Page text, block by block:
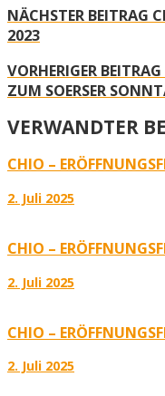
NÄCHSTER BEITRAG
2023
VORHERIGER BEITRAG
ZUM SOERSER
VERWANDTER
CHIO –
2. Juli 2025
CHIO –
2. Juli 2025
CHIO –
2. Juli 2025